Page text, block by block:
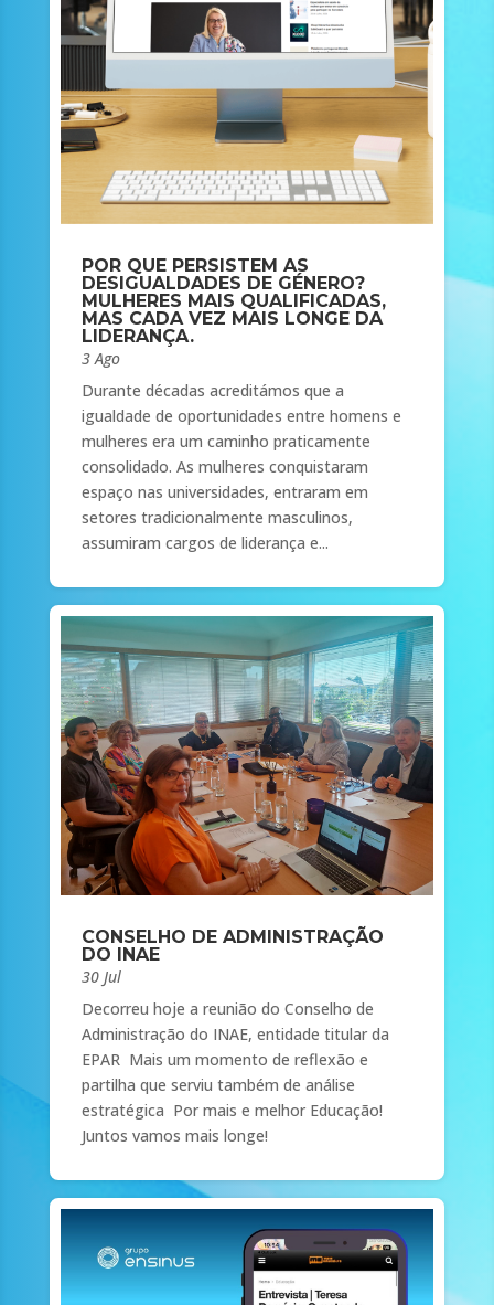
POR QUE PERSISTEM AS
DESIGUALDADES DE GÉNERO?
MULHERES MAIS QUALIFICADAS,
MAS CADA VEZ MAIS LONGE DA
LIDERANÇA.
3 Ago
Durante décadas acreditámos que a
igualdade de oportunidades entre homens e
mulheres era um caminho praticamente
consolidado. As mulheres conquistaram
espaço nas universidades, entraram em
setores tradicionalmente masculinos,
assumiram cargos de liderança e...
CONSELHO DE ADMINISTRAÇÃO
DO INAE
30 Jul
Decorreu hoje a reunião do Conselho de
Administração do INAE, entidade titular da
EPAR Mais um momento de reflexão e
partilha que serviu também de análise
estratégica Por mais e melhor Educação!
Juntos vamos mais longe!